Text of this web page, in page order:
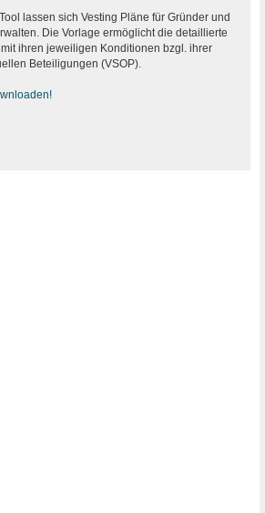
lassen sich Vesting Pläne für Gründer und
Die Vorlage ermöglicht die detaillierte
ihren jeweiligen Konditionen bzgl. ihrer
Beteiligungen (VSOP).